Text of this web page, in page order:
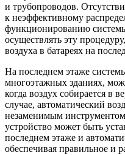
и трубопроводов.
к неэффективному
функционированию
осуществлять эту
воздуха в батареях на
На последнем этаже
многоэтажных зданиях,
когда воздух собирается в
случае, автоматический
незаменимым
устройство может быть
последнем этаже и
обеспечивая правильное и